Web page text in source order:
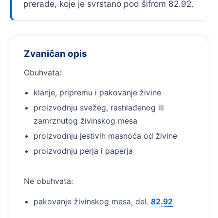
prerade, koje je svrstano pod šifrom 82.92.
Zvaničan opis
Obuhvata:
klanje, pripremu i pakovanje živine
proizvodnju svežeg, rashlađenog ili
zamrznutog živinskog mesa
proizvodnju jestivih masnoća od živine
proizvodnju perja i paperja
Ne obuhvata:
pakovanje živinskog mesa, del. 82.92